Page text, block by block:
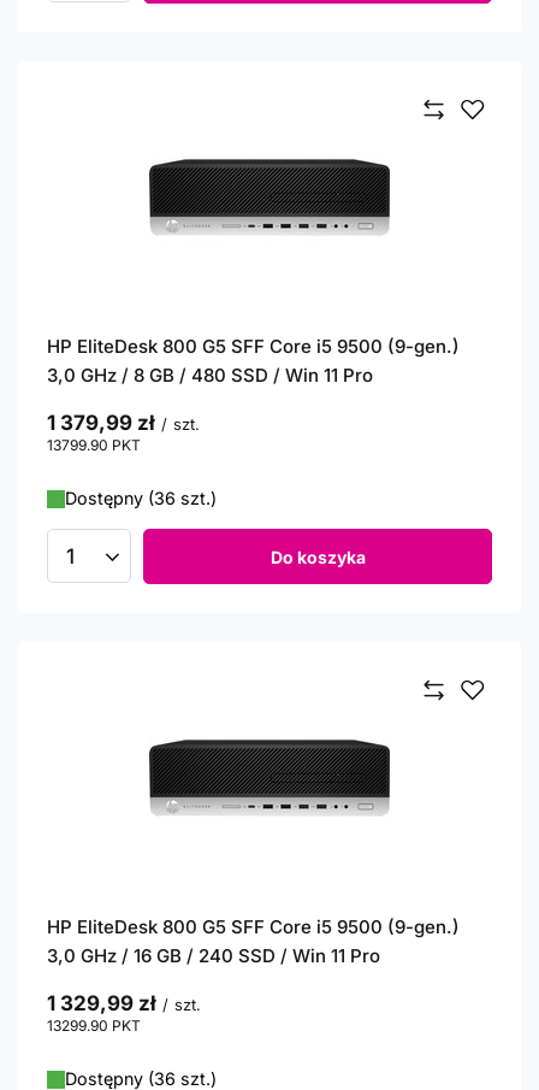
HP EliteDesk 800 G5 SFF Core i5 9500 (9-gen.)
3,0 GHz / 8 GB / 480 SSD / Win 11 Pro
1 379,99 zł / szt.
13799.90 PKT
Dostępny (36 szt.)
Ilość produktów Do koszyka
HP EliteDesk 800 G5 SFF Core i5 9500 (9-gen.)
3,0 GHz / 16 GB / 240 SSD / Win 11 Pro
1 329,99 zł / szt.
13299.90 PKT
Dostępny (36 szt.)